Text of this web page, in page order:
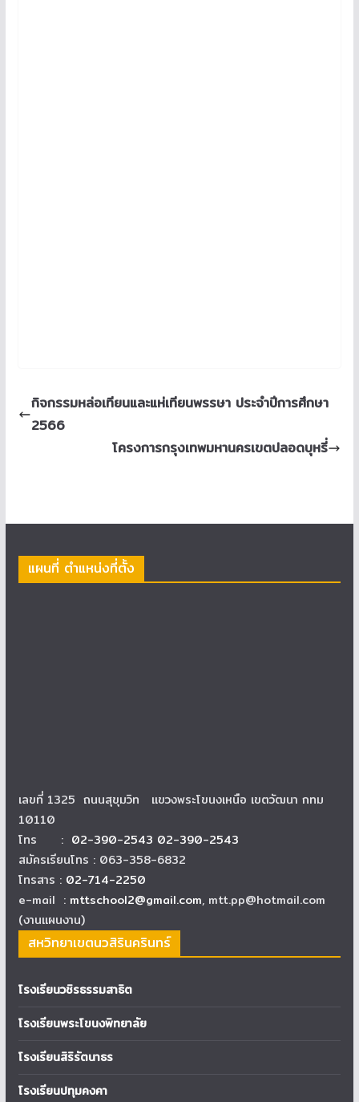
กิจกรรมหล่อเทียนและแห่เทียนพรรษา ประจำปีการศึกษา
2566
โครงการกรุงเทพมหานครเขตปลอดบุหรี่
แผนที่ ตำแหน่งที่ตั้ง
เลขที่ 1325 ถนนสุขุมวิท แขวงพระโขนงเหนือ เขตวัฒนา กทม
10110
โทร : 02-390-2543 02-390-2543
สมัครเรียนโทร : 063-358-6832
โทรสาร : 02-714-2250
e-mail : mttschool2@gmail.com, mtt.pp@hotmail.com
(งานแผนงาน)
สหวิทยาเขตนวสิรินครินทร์
โรงเรียนวชิรธรรมสาธิต
โรงเรียนพระโขนงพิทยาลัย
โรงเรียนสิริรัตนาธร
โรงเรียนปทุมคงคา